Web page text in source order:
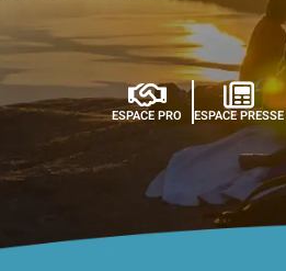
ESPACE PRO ESPACE PRESSE